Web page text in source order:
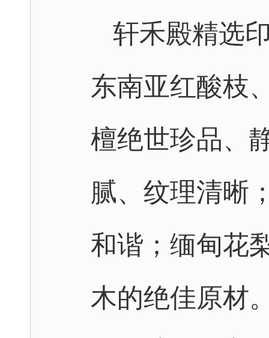
轩禾殿精选
东南亚红酸枝
檀绝世珍品、
腻、纹理清晰
和谐；缅甸花
木的绝佳原材